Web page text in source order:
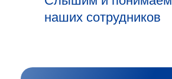
наших сотрудников